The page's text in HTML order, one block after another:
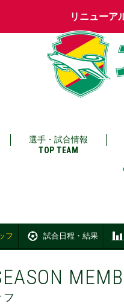
リニューア
選手・試合情報
TOP TEAM
フ 試合日程・結果